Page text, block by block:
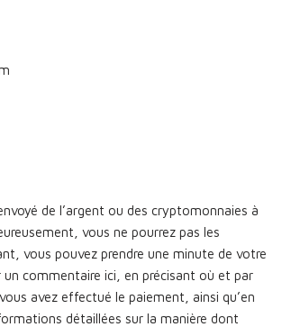
de l’argent ou des cryptomonnaies à
vous ne pourrez pas les
vous pouvez prendre une minute de votre
un commentaire ici, en précisant où et par
avez effectué le paiement, ainsi qu’en
détaillées sur la manière dont